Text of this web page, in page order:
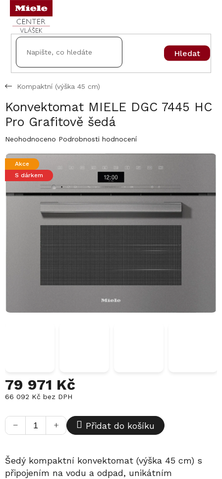
Přejít
obsah
Hledat
Kompaktní (výška 45 cm)
Konvektomat MIELE DGC 7445 HC
Pro Grafitově šedá
Průměrné
produktu
0,0
5
Neohodnoceno Podrobnosti hodnocení
Akce
S dárkem
79 971 Kč
66 092 Kč bez DPH
cena:
+
− Přidat do košíku
Šedý kompaktní konvektomat (výška 45 cm) s
připojením na vodu a odpad, unikátním